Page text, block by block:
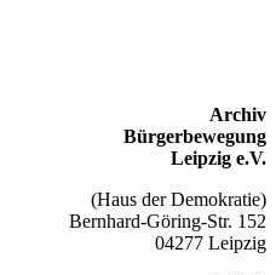
Archiv
Bürgerbewegung
Leipzig e.V.
(Haus der Demokratie)
Bernhard-Göring-Str. 152
04277 Leipzig